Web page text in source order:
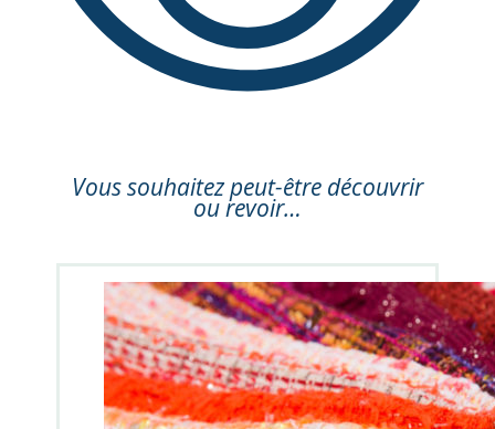
Vous souhaitez peut-être découvrir
ou revoir…